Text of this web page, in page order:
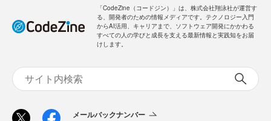
「CodeZine（コードジン）」は、株式会社翔泳社が運営す
る、開発者のための情報メディアです。テクノロジー入門
からAI活用、キャリアまで、ソフトウェア開発にかかわる
すべての人の学びと成長を支える最新情報と実践知をお届
けします。
メールバックナンバー